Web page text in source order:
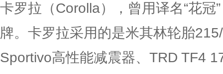
卡罗拉（Corolla），曾用译名“花冠
牌。卡罗拉采用的是米其林轮胎
Sportivo高性能减震器、TRD TF4